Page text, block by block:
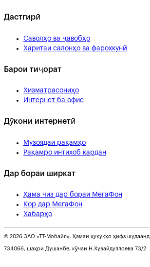
Дастгирӣ
Саволҳо ва ҷавобҳо
Харитаи салонҳо ва фарохкунӣ
Барои тиҷорат
Хизматрасониҳо
Интернет ба офис
Дӯкони интернетӣ
Музоядаи рақамҳо
Рақамро интихоб кардан
Дар бораи ширкат
Ҳама чиз дар бораи МегаФон
Кор дар МегаФон
Хабарҳо
© 2026 ЗАО «ТТ-Мобайл». Ҳамаи ҳуқуқҳо ҳифз шудаанд
734066, шаҳри Душанбе, кӯчаи Н.Хувайдуллоева 73/2